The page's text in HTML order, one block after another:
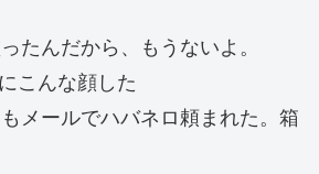
たんだから、もうないよ。
んな顔した
メールでハバネロ頼まれた。箱